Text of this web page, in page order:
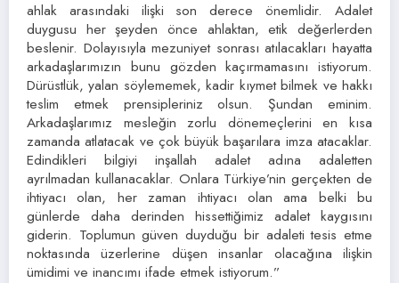
ahlak arasındaki ilişki son derece önemlidir. Adalet
duygusu her şeyden önce ahlaktan, etik değerlerden
beslenir. Dolayısıyla mezuniyet sonrası atılacakları hayatta
arkadaşlarımızın bunu gözden kaçırmamasını istiyorum.
Dürüstlük, yalan söylememek, kadir kıymet bilmek ve hakkı
teslim etmek prensipleriniz olsun. Şundan eminim.
Arkadaşlarımız mesleğin zorlu dönemeçlerini en kısa
zamanda atlatacak ve çok büyük başarılara imza atacaklar.
Edindikleri bilgiyi inşallah adalet adına adaletten
ayrılmadan kullanacaklar. Onlara Türkiye’nin gerçekten de
ihtiyacı olan, her zaman ihtiyacı olan ama belki bu
günlerde daha derinden hissettiğimiz adalet kaygısını
giderin. Toplumun güven duyduğu bir adaleti tesis etme
noktasında üzerlerine düşen insanlar olacağına ilişkin
ümidimi ve inancımı ifade etmek istiyorum.”